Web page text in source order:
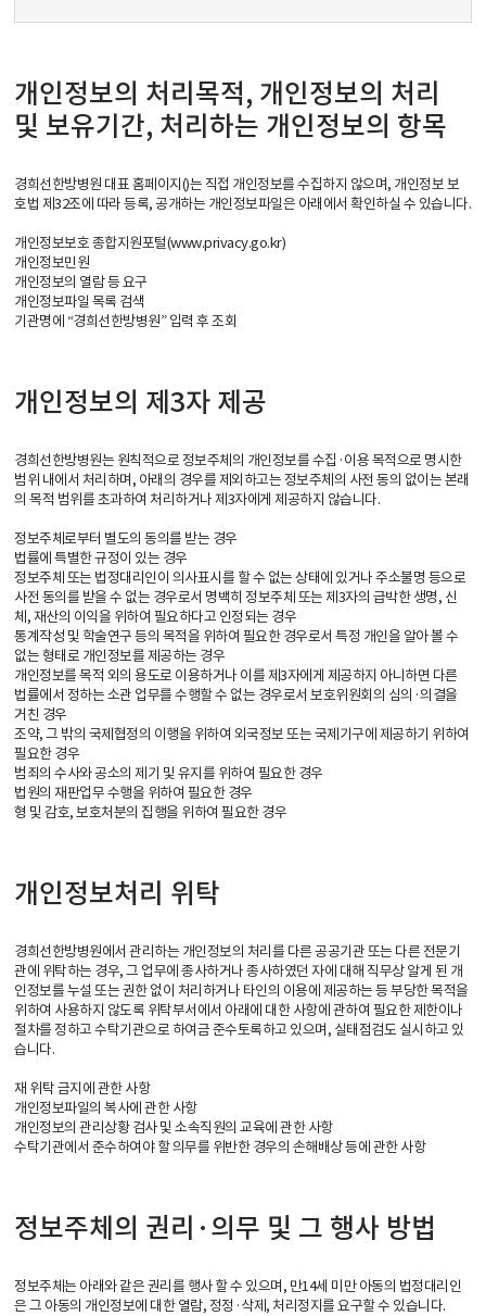
개인정보의 처리목적, 개인정보의 처리
및 보유기간, 처리하는 개인정보의 항목
경희선한방병원 대표 홈페이지()는 직접 개인정보를 수집하지 않으며, 개인정보 보
호법 제32조에 따라 등록, 공개하는 개인정보파일은 아래에서 확인하실 수 있습니다.
개인정보보호 종합지원포털(www.privacy.go.kr)
개인정보민원
개인정보의 열람 등 요구
개인정보파일 목록 검색
기관명에 “경희선한방병원” 입력 후 조회
개인정보의 제3자 제공
경희선한방병원는 원칙적으로 정보주체의 개인정보를 수집·이용 목적으로 명시한
범위 내에서 처리하며, 아래의 경우를 제외하고는 정보주체의 사전 동의 없이는 본래
의 목적 범위를 초과하여 처리하거나 제3자에게 제공하지 않습니다.
정보주체로부터 별도의 동의를 받는 경우
법률에 특별한 규정이 있는 경우
정보주체 또는 법정대리인이 의사표시를 할 수 없는 상태에 있거나 주소불명 등으로
사전 동의를 받을 수 없는 경우로서 명백히 정보주체 또는 제3자의 급박한 생명, 신
체, 재산의 이익을 위하여 필요하다고 인정되는 경우
통계작성 및 학술연구 등의 목적을 위하여 필요한 경우로서 특정 개인을 알아 볼 수
없는 형태로 개인정보를 제공하는 경우
개인정보를 목적 외의 용도로 이용하거나 이를 제3자에게 제공하지 아니하면 다른
법률에서 정하는 소관 업무를 수행할 수 없는 경우로서 보호위원회의 심의·의결을
거친 경우
조약, 그 밖의 국제협정의 이행을 위하여 외국정보 또는 국제기구에 제공하기 위하여
필요한 경우
범죄의 수사와 공소의 제기 및 유지를 위하여 필요한 경우
법원의 재판업무 수행을 위하여 필요한 경우
형 및 감호, 보호처분의 집행을 위하여 필요한 경우
개인정보처리 위탁
경희선한방병원에서 관리하는 개인정보의 처리를 다른 공공기관 또는 다른 전문기
관에 위탁하는 경우, 그 업무에 종사하거나 종사하였던 자에 대해 직무상 알게 된 개
인정보를 누설 또는 권한 없이 처리하거나 타인의 이용에 제공하는 등 부당한 목적을
위하여 사용하지 않도록 위탁부서에서 아래에 대한 사항에 관하여 필요한 제한이나
절차를 정하고 수탁기관으로 하여금 준수토록하고 있으며, 실태점검도 실시하고 있
습니다.
재 위탁 금지에 관한 사항
개인정보파일의 복사에 관한 사항
개인정보의 관리상황 검사 및 소속직원의 교육에 관한 사항
수탁기관에서 준수하여야 할 의무를 위반한 경우의 손해배상 등에 관한 사항
정보주체의 권리·의무 및 그 행사 방법
정보주체는 아래와 같은 권리를 행사 할 수 있으며, 만14세 미만 아동의 법정대리인
은 그 아동의 개인정보에 대한 열람, 정정·삭제, 처리정지를 요구할 수 있습니다.